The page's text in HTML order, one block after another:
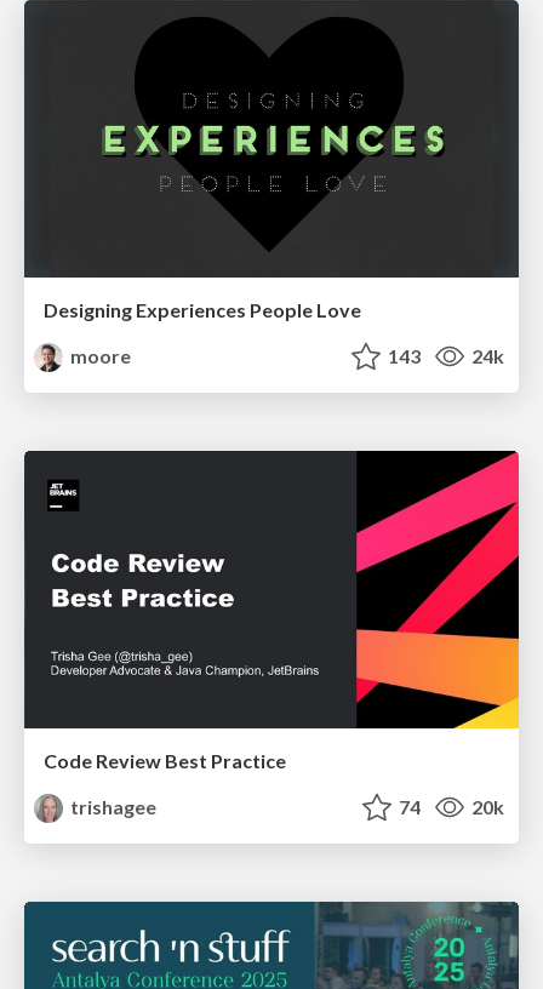
Designing Experiences People Love
moore
143 24k
Code Review Best Practice
trishagee
74 20k